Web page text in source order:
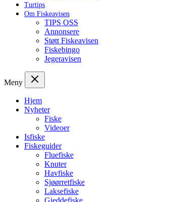
Turtips
Om Fiskeavisen
TIPS OSS
Annonsere
Støtt Fiskeavisen
Fiskebingo
Jegeravisen
Meny
Hjem
Nyheter
Fiske
Videoer
Isfiske
Fiskeguider
Fluefiske
Knuter
Havfiske
Sjøørretfiske
Laksefiske
Gjeddefiske